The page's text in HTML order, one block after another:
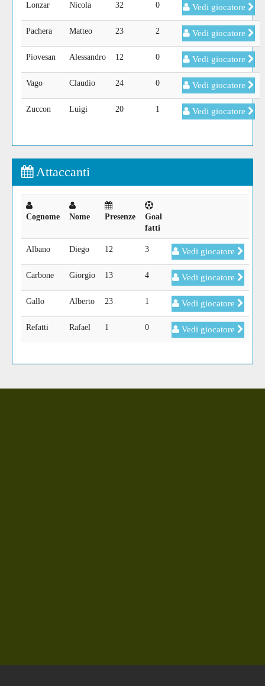
Lonzar Nicola 32 0 Vedi giocatore
Pachera Matteo 23 2 Vedi giocatore
Piovesan Alessandro 12 0 Vedi giocatore
Vago Claudio 24 0 Vedi giocatore
Zuccon Luigi 20 1 Vedi giocatore
Attaccanti
Cognome Nome Presenze
Goal
fatti
Albano Diego 12 3 Vedi giocatore
Carbone Giorgio 13 4 Vedi giocatore
Gallo Alberto 23 1 Vedi giocatore
Refatti Rafael 1 0 Vedi giocatore